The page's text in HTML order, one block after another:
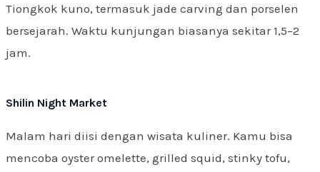
Tiongkok kuno, termasuk jade carving dan porselen
bersejarah. Waktu kunjungan biasanya sekitar 1,5–2
jam.
Shilin Night Market
Malam hari diisi dengan wisata kuliner. Kamu bisa
mencoba oyster omelette, grilled squid, stinky tofu,